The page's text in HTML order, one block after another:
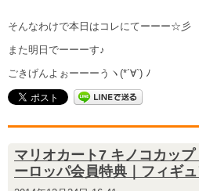
そんなわけで本日はコレにてーーー☆彡
また明日でーーーす♪
ごきげんよぉーーーうヽ(*´∀`) ﾉ
マリオカート7 キノコカッ
ーロッパ会員特典｜フィギ